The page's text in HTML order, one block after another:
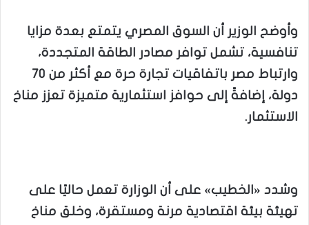
وأوضح الوزير أن السوق المصري يتمتع بعدة مزايا
تنافسية، تشمل توافر مصادر الطاقة المتجددة،
وارتباط مصر باتفاقيات تجارة حرة مع أكثر من ٧٠
دولة، إضافةً إلى حوافز استثمارية متميزة تعزز مناخ
الاستثمار.
وشدد «الخطيب» على أن الوزارة تعمل حاليًا على
تهيئة بيئة اقتصادية مرنة ومستقرة، وخلق مناخ